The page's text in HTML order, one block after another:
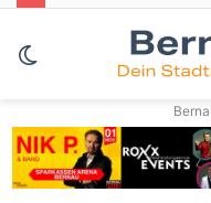
Skin umschalten